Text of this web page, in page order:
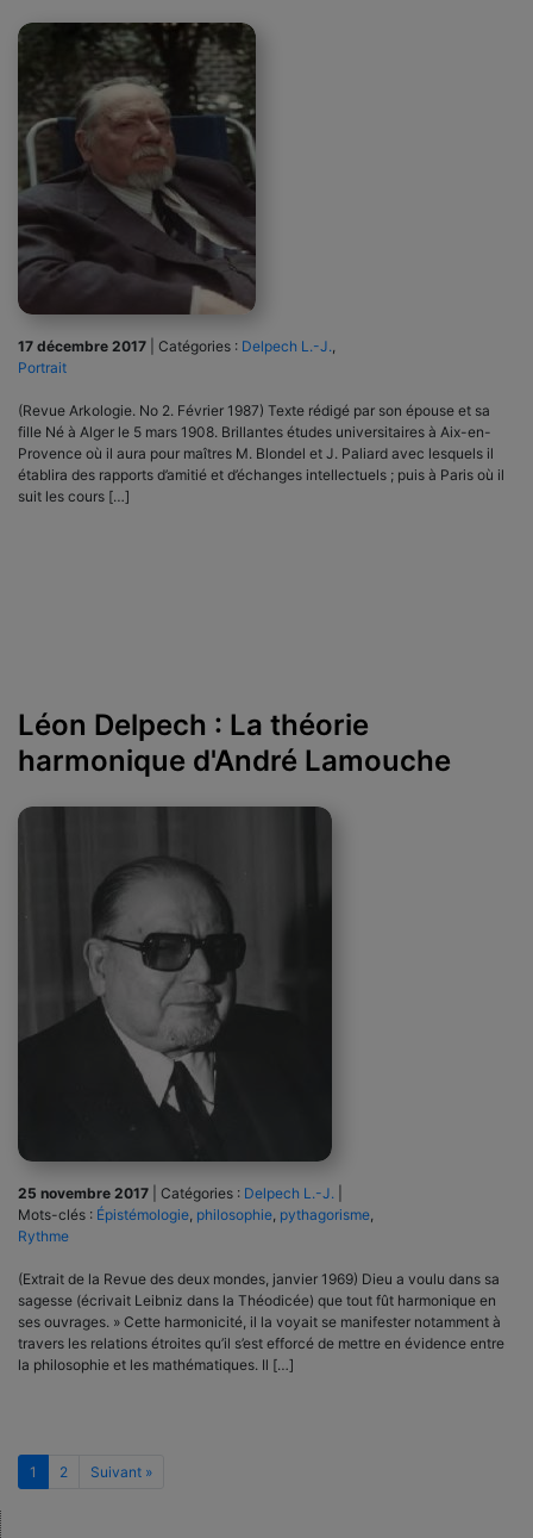
17 décembre 2017 Catégories : Delpech L.-J.,
Portrait
(Revue Arkologie. No 2. Février 1987) Texte rédigé par son épouse et sa
fille Né à Alger le 5 mars 1908. Brillantes études universitai­res à Aix-en-
Provence où il aura pour maîtres M. Blondel et J. Paliard avec lesquels il
établira des rapports d’amitié et d’échanges intellectuels ; puis à Paris où il
suit les cours […]
Léon Delpech : La théorie
harmonique d'André Lamouche
25 novembre 2017 Catégories : Delpech L.-J.
Mots-clés : Épistémologie philosophie pythagorisme
Rythme
(Extrait de la Revue des deux mondes, janvier 1969) Dieu a voulu dans sa
sagesse (écrivait Leibniz dans la Théodicée) que tout fût harmonique en
ses ouvrages. » Cette harmonicité, il la voyait se manifester notamment à
travers les relations étroites qu’il s’est efforcé de mettre en évidence entre
la philosophie et les mathématiques. Il […]
1 2 Suivant »